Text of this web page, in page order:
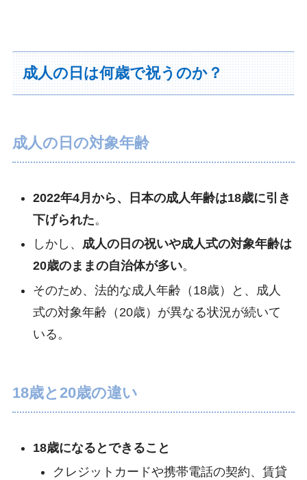
成人の日は何歳で祝うのか？
成人の日の対象年齢
2022年4月から、日本の成人年齢は18歳に引き
下げられた。
しかし、 成人の日の祝いや成人式の対象年齢は
20歳のままの自治体が多い。
そのため、法的な成人年齢（18歳）と、成人
式の対象年齢（20歳）が異なる状況が続いて
いる。
18歳と20歳の違い
18歳になるとできること
クレジットカードや携帯電話の契約、賃貸